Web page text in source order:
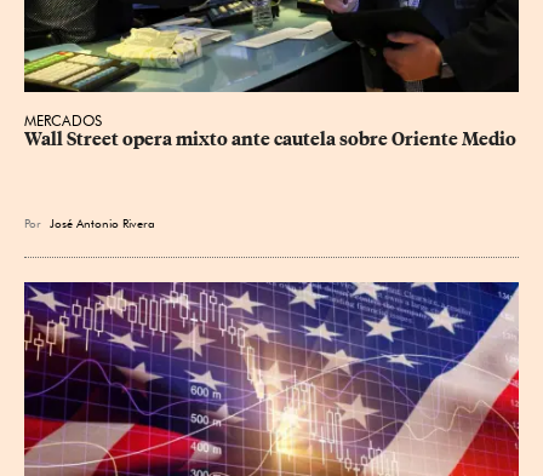
MERCADOS
Wall Street opera mixto ante cautela sobre Oriente Medio
Por José Antonio Rivera